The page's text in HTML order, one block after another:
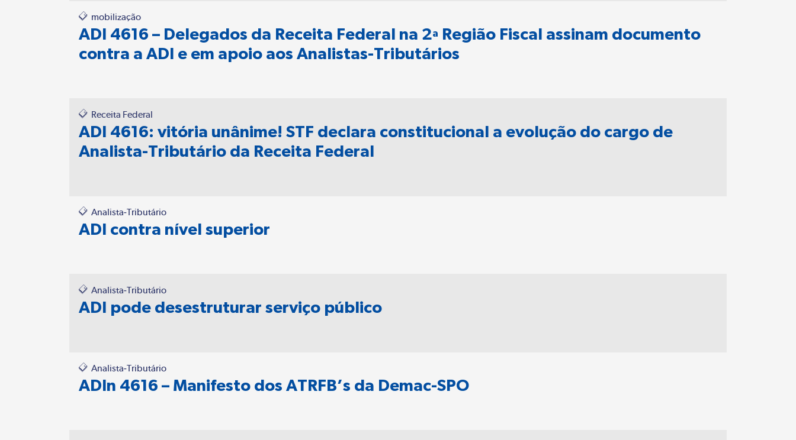
mobilização
ADI 4616 – Delegados da Receita Federal na 2ª Região Fiscal assinam documento
contra a ADI e em apoio aos Analistas-Tributários
Receita Federal
ADI 4616: vitória unânime! STF declara constitucional a evolução do cargo de
Analista-Tributário da Receita Federal
Analista-Tributário
ADI contra nível superior
Analista-Tributário
ADI pode desestruturar serviço público
Analista-Tributário
ADIn 4616 – Manifesto dos ATRFB’s da Demac-SPO